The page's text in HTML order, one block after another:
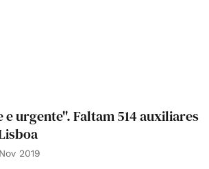
e urgente". Faltam 514 auxiliares
2019